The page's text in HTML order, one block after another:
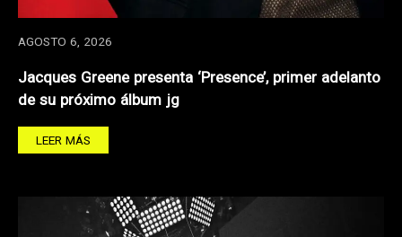
AGOSTO 6, 2026
Jacques Greene presenta ‘Presence’, primer adelanto
de su próximo álbum jg
LEER MÁS